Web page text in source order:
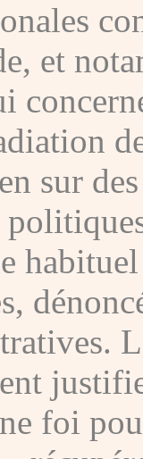
et
sur
foi